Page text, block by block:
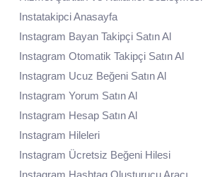
Instatakipci Anasayfa
Instagram Bayan Takipçi Satın Al
Instagram Otomatik Takipçi Satın Al
Instagram Ucuz Beğeni Satın Al
Instagram Yorum Satın Al
Instagram Hesap Satın Al
Instagram Hileleri
Instagram Ücretsiz Beğeni Hilesi
Instagram Hashtag Oluşturucu Aracı